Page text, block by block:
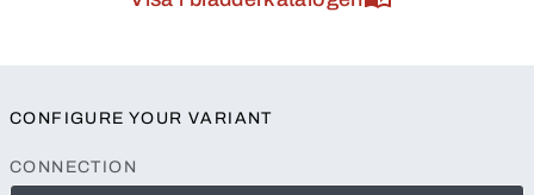
CONFIGURE YOUR VARIANT
CONNECTION